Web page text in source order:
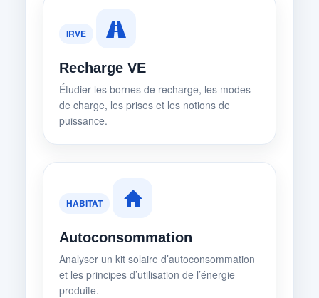
IRVE
Recharge VE
Étudier les bornes de recharge, les modes
de charge, les prises et les notions de
puissance.
HABITAT
Autoconsommation
Analyser un kit solaire d’autoconsommation
et les principes d’utilisation de l’énergie
produite.